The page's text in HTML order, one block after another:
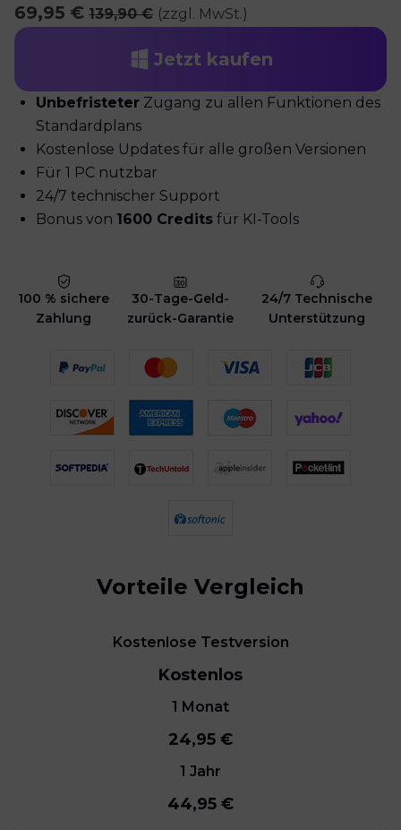
69,95 € 139,90 € (zzgl. MwSt.)
Jetzt kaufen
Unbefristeter Zugang zu allen Funktionen des
Standardplans
Kostenlose Updates für alle großen Versionen
Für 1 PC nutzbar
24/7 technischer Support
Bonus von 1600 Credits für KI-Tools
100 % sichere
Zahlung
30-Tage-Geld-
zurück-Garantie
24/7 Technische
Unterstützung
Vorteile Vergleich
Kostenlose Testversion
Kostenlos
1 Monat
24,95 €
1 Jahr
44,95 €